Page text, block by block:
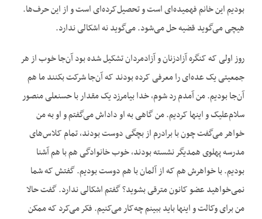
بودیم این خانم فهمیده‌ای است و تحصیل‌کرده‌ای است و از این حرف‌ها.
هیچی می‌گوید قضیه حل می‌شود. می‌گوید نه اشکالی ندارد.
روز اولی که کنگره آزادزنان و آزادمردان تشکیل شده بود آن‌جا خوب از هر
جمعیتی یک عده‌ای را معرفی کرده بودند که آن‌جا شرکت بکنند ما هم
آن‌جا بودیم. من آمدم رد شوم، خدا بیامرزد یک مقدار با حسنعلی منصور
سلام‌علیک و اینها کردیم. من گاهی به او داداش می‌گفتم و او به من
خواهر می‌گفت چون با برادرم از بچگی دوست بودند، تمام کلاس‌های
مدرسه پهلوی همدیگر نشسته بودند، خوب خانوادگی هم با هم آشنا
بودیم. با خواهرش هم که از آلمان با هم دوست بودیم. گفتش که شما
نمی‌خواهید عضو کانون مترقی بشوید؟ گفتم اشکالی ندارد. گفت حالا
من برای وکالت و اینها باید ببینم چه‌کار می‌کنیم. فکر می‌کرد که ممکن